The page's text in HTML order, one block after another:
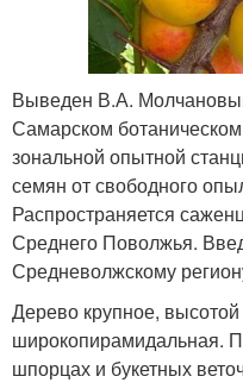
Выведен В.А.
Самарском
зональной опытной
семян от свободного
Распространяется
Среднего Поволжья.
Средневолжскому
Дерево крупное,
широкопирамидальная.
шпорцах и букетных